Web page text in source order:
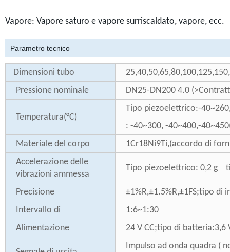
Vapore: Vapore saturo e vapore surriscaldato, vapore, ecc.
Parametro tecnico
Dimensioni tubo
Pressione nominale
DN25-DN200 4.0
Temperatura(°C)
Tipo piezoelettrico:-
: -40~300, -40~400,-
Materiale del corpo
1Cr18Ni9Ti,(accordo di
Accelerazione delle
vibrazioni ammessa
Tipo piezoelettrico: 0,2 g
Precisione
±1%R,±1.5%R,±1FS;tipo di
Intervallo di
1:6~1:30
Alimentazione
24 V CC;tipo di batteria:3,6
Impulso ad onda quadra (